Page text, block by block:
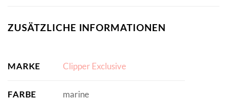
ZUSÄTZLICHE INFORMATIONEN
MARKE Clipper Exclusive
FARBE marine